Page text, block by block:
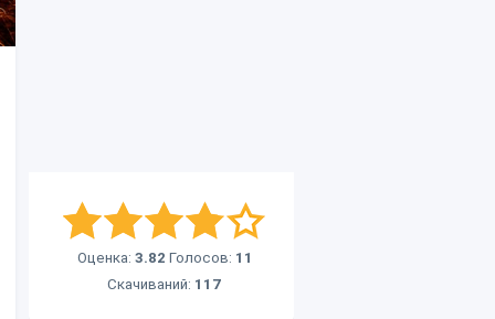
Оценка: 3.82 Голосов: 11
Скачиваний: 117